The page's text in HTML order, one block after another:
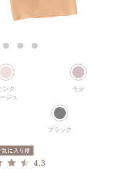
ンク
ジュ
モカ
ブラック